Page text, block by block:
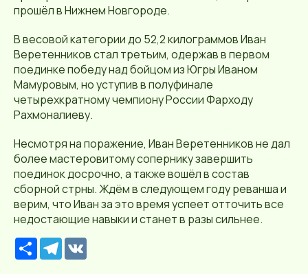
прошёл в Нижнем Новгороде.
В весовой категории до 52,2 килограммов Иван
Веретенников стал третьим, одержав в первом
поединке победу над бойцом из Югры Иваном
Мамуровым, но уступив в полуфинале
четырехкратному чемпиону России Фарходу
Рахмоналиеву.
Несмотря на поражение, Иван Веретенников не дал
более мастеровитому сопернику завершить
поединок досрочно, а также вошёл в состав
сборной стрны. Ждём в следующем году реванша и
верим, что Иван за это время успеет отточить все
недостающие навыки и станет в разы сильнее.
Р
е
T
e